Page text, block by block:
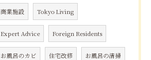
商業施設 Tokyo Living
Expert Advice Foreign Residents
お風呂のカビ 住宅改修 お風呂の清掃